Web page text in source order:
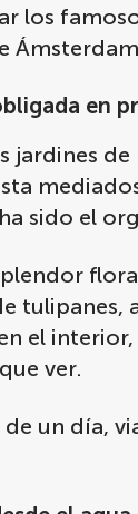
los
en
jardines
ha sido el
tulipanes,
el
ver.
un día,